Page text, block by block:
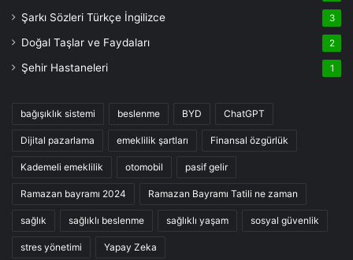
Şarkı Sözleri Türkçe İngilizce 3
Doğal Taşlar ve Faydaları 2
Şehir Hastaneleri 1
bağışıklık sistemi beslenme BYD ChatGPT
Dijital pazarlama emeklilik şartları Finansal özgürlük
Kademeli emeklilik otomobil pasif gelir
Ramazan bayramı 2024 Ramazan Bayramı Tatili ne zaman
sağlık sağlıklı beslenme sağlıklı yaşam sosyal güvenlik
stres yönetimi Yapay Zeka